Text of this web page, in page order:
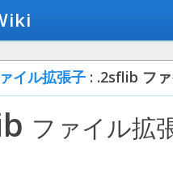
イル拡張子 : .2sflib フ
ファイル拡